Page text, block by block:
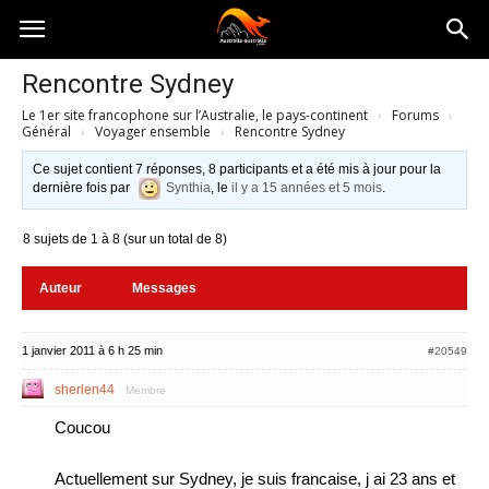
Australia-
australie.com
Rencontre Sydney
Le 1er site francophone sur l’Australie, le pays-continent › Forums ›
Général › Voyager ensemble › Rencontre Sydney
Ce sujet contient 7 réponses, 8 participants et a été mis à jour pour la
dernière fois par
Synthia, leil y a 15 années et 5 mois.
8 sujets de 1 à 8 (sur un total de 8)
Auteur Messages
1 janvier 2011 à 6 h 25 min #20549
sherlen44 Membre
Coucou
Actuellement sur Sydney, je suis francaise, j ai 23 ans et